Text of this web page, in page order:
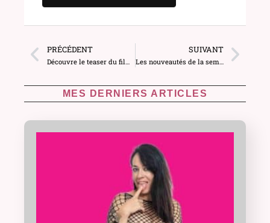
PRÉCÉDENT
Découvre le teaser du film ‘Je m’amuse avec Hinatou au bord de la piscine en Corse’ (5173-1)
SUIVANT
Les nouveautés de la semaine du 29 juin au 5 juillet 2026 dans l’espace abonnés
MES DERNIERS ARTICLES